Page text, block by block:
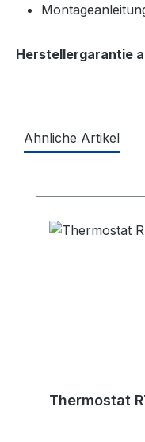
Herstellergarantie
Ähnliche Artikel
Thermostat